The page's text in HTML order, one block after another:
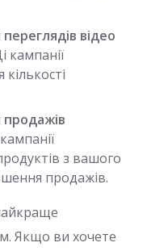
відео
кампанії
продажів
з вашого
продажів.
Якщо ви хочете